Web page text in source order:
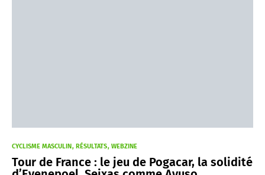
CYCLISME MASCULIN RÉSULTATS WEBZINE
Tour de France : le jeu de Pogacar, la solidité